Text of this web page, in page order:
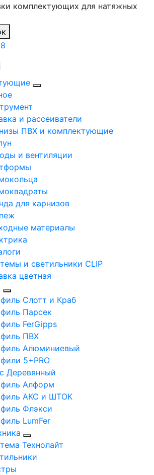
комплектующих для натяжных
и рассеиватели
ПВХ и комплектующие
и вентиляции
для карнизов
материалы
и светильники CLIP
цветная
Слотт и Краб
Парсек
FerGipps
ПВХ
Алюминиевый
5+PRO
Деревянный
Алформ
АКС и ШТОК
Флэкси
LumFer
Технолайт